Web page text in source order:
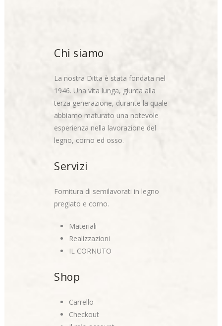
Chi siamo
La nostra Ditta è stata fondata nel
1946. Una vita lunga, giunta alla
terza generazione, durante la quale
abbiamo maturato una notevole
esperienza nella lavorazione del
legno, corno ed osso.
Servizi
Fornitura di semilavorati in legno
pregiato e corno.
Materiali
Realizzazioni
IL CORNUTO
Shop
Carrello
Checkout